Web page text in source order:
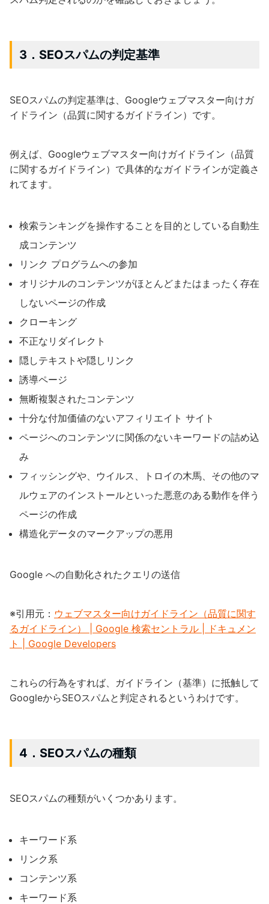
3．SEOスパムの判定基準
SEOスパムの判定基準は、Googleウェブマスター向けガ
イドライン（品質に関するガイドライン）です。
例えば、Googleウェブマスター向けガイドライン（品質
に関するガイドライン）で具体的なガイドラインが定義さ
れてます。
検索ランキングを操作することを目的としている自動生
成コンテンツ
リンク プログラムへの参加
オリジナルのコンテンツがほとんどまたはまったく存在
しないページの作成
クローキング
不正なリダイレクト
隠しテキストや隠しリンク
誘導ページ
無断複製されたコンテンツ
十分な付加価値のないアフィリエイト サイト
ページへのコンテンツに関係のないキーワードの詰め込
み
フィッシングや、ウイルス、トロイの木馬、その他のマ
ルウェアのインストールといった悪意のある動作を伴う
ページの作成
構造化データのマークアップの悪用
Google への自動化されたクエリの送信
※引用元： ウェブマスター向けガイドライン（品質に関す
るガイドライン） | Google 検索セントラル | ドキュメン
ト | Google Developers
これらの行為をすれば、ガイドライン（基準）に抵触して
GoogleからSEOスパムと判定されるというわけです。
4．SEOスパムの種類
SEOスパムの種類がいくつかあります。
キーワード系
リンク系
コンテンツ系
キーワード系